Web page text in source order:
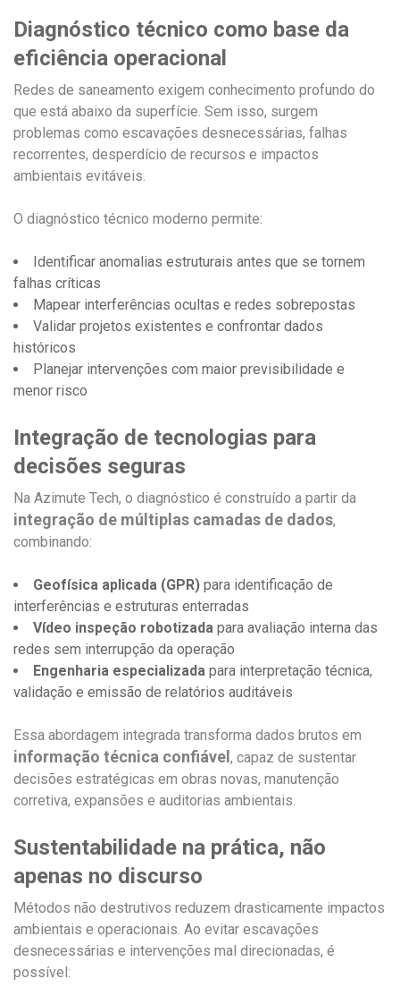
Diagnóstico técnico como base da
eficiência operacional
Redes de saneamento exigem conhecimento profundo do
que está abaixo da superfície. Sem isso, surgem
problemas como escavações desnecessárias, falhas
recorrentes, desperdício de recursos e impactos
ambientais evitáveis.
O diagnóstico técnico moderno permite:
Identificar anomalias estruturais antes que se tornem
falhas críticas
Mapear interferências ocultas e redes sobrepostas
Validar projetos existentes e confrontar dados
históricos
Planejar intervenções com maior previsibilidade e
menor risco
Integração de tecnologias para
decisões seguras
Na Azimute Tech, o diagnóstico é construído a partir da
integração de múltiplas camadas de dados,
combinando:
Geofísica aplicada (GPR) para identificação de
interferências e estruturas enterradas
Vídeo inspeção robotizada para avaliação interna das
redes sem interrupção da operação
Engenharia especializada para interpretação técnica,
validação e emissão de relatórios auditáveis
Essa abordagem integrada transforma dados brutos em
informação técnica confiável, capaz de sustentar
decisões estratégicas em obras novas, manutenção
corretiva, expansões e auditorias ambientais.
Sustentabilidade na prática, não
apenas no discurso
Métodos não destrutivos reduzem drasticamente impactos
ambientais e operacionais. Ao evitar escavações
desnecessárias e intervenções mal direcionadas, é
possível: